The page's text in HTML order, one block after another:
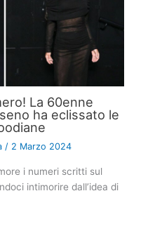
La 60enne
ha eclissato le
/ 2 Marzo 2024
i numeri scritti sul
intimorire dall’idea di